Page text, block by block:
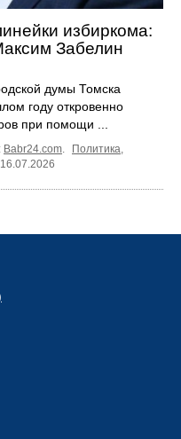
избиркома:
Забелин
думы Томска
году откровенно
при помощи ...
Babr24.com. Политика,
16.07.2026